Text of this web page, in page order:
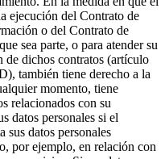
ejecución del Contrato de
o del Contrato de
sea parte, o para atender su
de dichos contratos (artículo
también tiene derecho a la
momento, tiene
relacionados con su
datos personales si el
sus datos personales
por ejemplo, en relación con